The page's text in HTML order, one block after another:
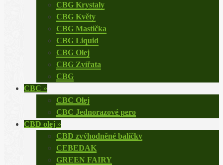
CBG Krystaly
CBG Květy
CBG Mastička
CBG Liquid
CBG Olej
CBG Zvířata
CBG
CBC »
CBC Olej
CBC Jednorazové pero
CBD olej »
CBD zvýhodněné balíčky
CEBEDAK
GREEN FAIRY